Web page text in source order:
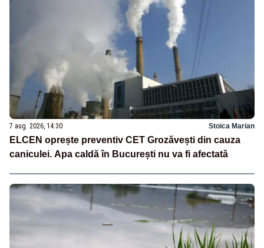
7 aug. 2026, 14:30 Stoica Marian
ELCEN oprește preventiv CET Grozăvești din cauza
caniculei. Apa caldă în București nu va fi afectată